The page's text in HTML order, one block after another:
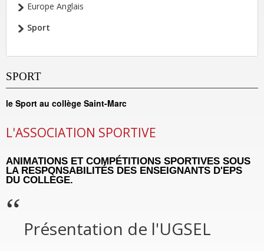
Europe Anglais
Sport
SPORT
le Sport au collège Saint-Marc
L'ASSOCIATION SPORTIVE
ANIMATIONS ET COMPÉTITIONS SPORTIVES SOUS
LA RESPONSABILITÉS DES ENSEIGNANTS D'EPS
DU COLLÈGE.
Présentation de l'UGSEL